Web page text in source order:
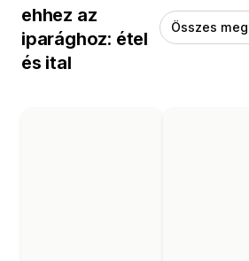
ehhez az
iparághoz: étel
és ital
Összes